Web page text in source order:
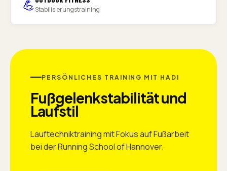
💪 Stabilisierungstraining
PERSÖNLICHES TRAINING MIT HADI
Fußgelenkstabilität und
Laufstil
Lauftechniktraining mit Fokus auf Fußarbeit
bei der Running School of Hannover.